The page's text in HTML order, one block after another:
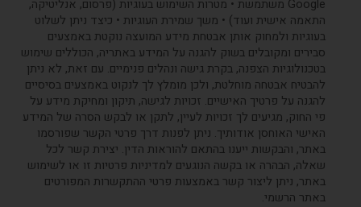
Google משתמשת • מטרות השימוש בעוגיות (פרסום, אנליטיקה,
התאמה אישית ועוד) • משך שמירת העוגיות • כיצד ניתן לשלוט
בעוגיות ולמחוק אותן אבטחת מידע המועצה נוקטת באמצעים
סבירים ומקובלים בשוק להגנה על המידע באתריה, הכוללים שימוש
בטכנולוגיות הצפנה, בקרת גישה ונהלים פנימיים. עם זאת, לא ניתן
להבטיח אבטחה מוחלטת, ולכן מומלץ לך לנקוט באמצעים בסיסיים
להגנה על פרטיך האישיים. זכויות לגישה, תיקון ומחיקת מידע על
פי החוק, מגיעים לך זכויות לעיין, לתקן או לבקש הסרה של המידע
האישי האוחסן אודותיך. ניתן לפנות דרך פרטי הקשר שפורסמו
באתר, והבקשות ייענו בהתאם להוראות הדין. יצירת קשר לכל
שאלה, הבהרה או בקשה הנוגעים למדיניות פרטיות זו או לשימוש
באתר, ניתן ליצור קשר באמצעות פרטי ההתקשרות המפורטים
באתר הרשמי.